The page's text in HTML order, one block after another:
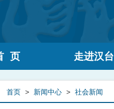
页 走进汉台
首页 > 新闻中心 > 社会新闻